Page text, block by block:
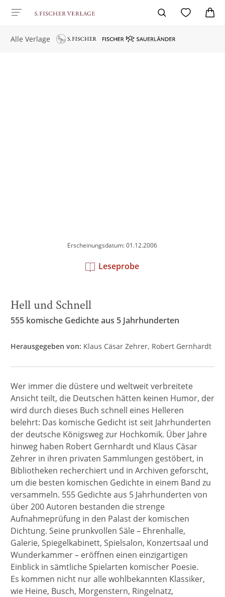
Alle Verlage
Erscheinungsdatum: 01.12.2006
Leseprobe
Hell und Schnell
555 komische Gedichte aus 5 Jahrhunderten
Herausgegeben von: Klaus Cäsar Zehrer Robert Gernhardt
Wer immer die düstere und weltweit verbreitete
Ansicht teilt, die Deutschen hätten keinen Humor, der
wird durch dieses Buch schnell eines Helleren
belehrt: Das komische Gedicht ist seit Jahrhunderten
der deutsche Königsweg zur Hochkomik. Über Jahre
hinweg haben Robert Gernhardt und Klaus Cäsar
Zehrer in ihren privaten Sammlungen gestöbert, in
Bibliotheken recherchiert und in Archiven geforscht,
um die besten komischen Gedichte in einem Band zu
versammeln. 555 Gedichte aus 5 Jahrhunderten von
über 200 Autoren bestanden die strenge
Aufnahmeprüfung in den Palast der komischen
Dichtung. Seine prunkvollen Säle – Ehrenhalle,
Galerie, Spiegelkabinett, Spielsalon, Konzertsaal und
Wunderkammer – eröffnen einen einzigartigen
Einblick in sämtliche Spielarten komischer Poesie.
Es kommen nicht nur alle wohlbekannten Klassiker,
wie Heine, Busch, Morgenstern, Ringelnatz,